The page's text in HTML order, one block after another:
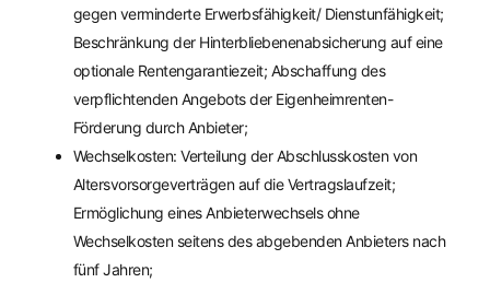
gegen verminderte Erwerbsfähigkeit/ Dienstunfähigkeit;
Beschränkung der Hinterbliebenenabsicherung auf eine
optionale Rentengarantiezeit; Abschaffung des
verpflichtenden Angebots der Eigenheimrenten-
Förderung durch Anbieter;
Wechselkosten: Verteilung der Abschlusskosten von
Altersvorsorgeverträgen auf die Vertragslaufzeit;
Ermöglichung eines Anbieterwechsels ohne
Wechselkosten seitens des abgebenden Anbieters nach
fünf Jahren;